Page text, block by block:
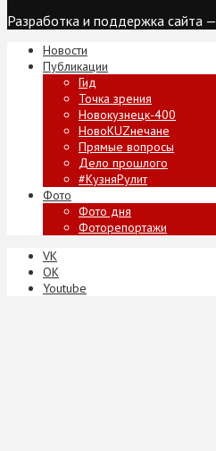
Разработка и поддержка сайта —
Новости
Публикации
Гид
Точка зрения
Новокузнецк-400
НовоKUZнечане
Прямые вопросы
Дело прошлого
#КузняРулит
Фото
Фото дня
Фоторепортажи
VK
ОК
Youtube